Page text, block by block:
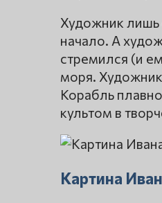
Художник лишь
начало. А
стремился (и
моря.
Корабль
культом в
Картина